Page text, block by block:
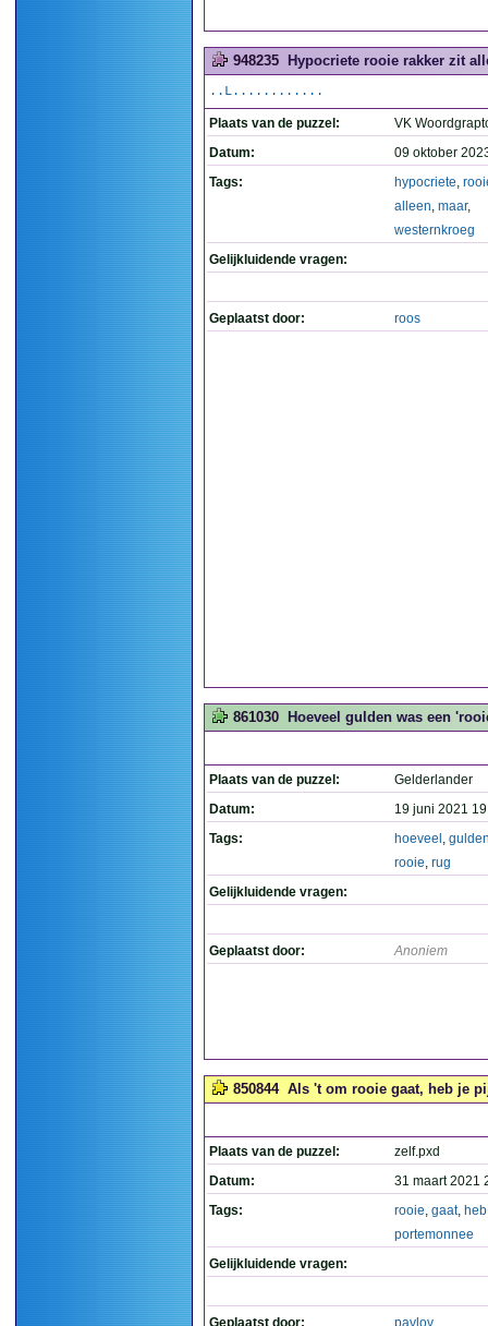
948235 Hypocriete rooie rakker zit
..L............
Plaats van de puzzel:
VK
Datum:
09 oktober
Tags:
hypocriete,
alleen, maar,
westernkroeg
Gelijkluidende vragen:
Geplaatst door: roos
861030 Hoeveel gulden was een
Plaats van de puzzel:
Gelderlander
Datum:
19 juni 2021
Tags:
hoeveel ,
rooie, rug
Gelijkluidende vragen:
Geplaatst door: Anoniem
850844 Als 't om rooie gaat, heb je
Plaats van de puzzel:
zelf.pxd
Datum:
31 maart 2021
Tags:
rooie, gaat, heb
portemonnee
Gelijkluidende vragen:
Geplaatst door: pavlov